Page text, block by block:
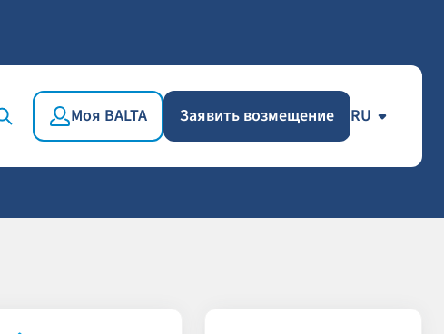
Моя BALTA Заявить возмещение RU